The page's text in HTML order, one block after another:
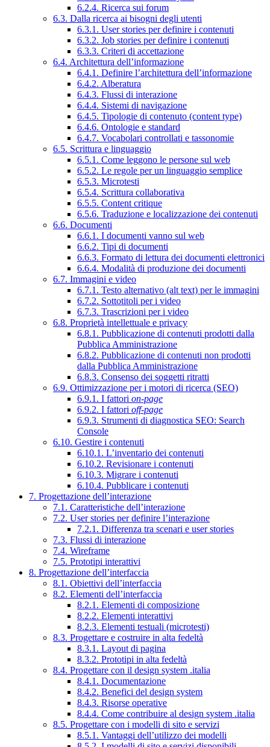
6.2.4. Ricerca sui forum
6.3. Dalla ricerca ai bisogni degli utenti
6.3.1. User stories per definire i contenuti
6.3.2. Job stories per definire i contenuti
6.3.3. Criteri di accettazione
6.4. Architettura dell’informazione
6.4.1. Definire l’architettura dell’informazione
6.4.2. Alberatura
6.4.3. Flussi di interazione
6.4.4. Sistemi di navigazione
6.4.5. Tipologie di contenuto (content type)
6.4.6. Ontologie e standard
6.4.7. Vocabolari controllati e tassonomie
6.5. Scrittura e linguaggio
6.5.1. Come leggono le persone sul web
6.5.2. Le regole per un linguaggio semplice
6.5.3. Microtesti
6.5.4. Scrittura collaborativa
6.5.5. Content critique
6.5.6. Traduzione e localizzazione dei contenuti
6.6. Documenti
6.6.1. I documenti vanno sul web
6.6.2. Tipi di documenti
6.6.3. Formato di lettura dei documenti elettronici
6.6.4. Modalità di produzione dei documenti
6.7. Immagini e video
6.7.1. Testo alternativo (alt text) per le immagini
6.7.2. Sottotitoli per i video
6.7.3. Trascrizioni per i video
6.8. Proprietà intellettuale e privacy
6.8.1. Pubblicazione di contenuti prodotti dalla
Pubblica Amministrazione
6.8.2. Pubblicazione di contenuti non prodotti
dalla Pubblica Amministrazione
6.8.3. Consenso dei soggetti ritratti
6.9. Ottimizzazione per i motori di ricerca (SEO)
6.9.1. I fattori on-page
6.9.2. I fattori off-page
6.9.3. Strumenti di diagnostica SEO: Search
Console
6.10. Gestire i contenuti
6.10.1. L’inventario dei contenuti
6.10.2. Revisionare i contenuti
6.10.3. Migrare i contenuti
6.10.4. Pubblicare i contenuti
7. Progettazione dell’interazione
7.1. Caratteristiche dell’interazione
7.2. User stories per definire l’interazione
7.2.1. Differenza tra scenari e user stories
7.3. Flussi di interazione
7.4. Wireframe
7.5. Prototipi interattivi
8. Progettazione dell’interfaccia
8.1. Obiettivi dell’interfaccia
8.2. Elementi dell’interfaccia
8.2.1. Elementi di composizione
8.2.2. Elementi interattivi
8.2.3. Elementi testuali (microtesti)
8.3. Progettare e costruire in alta fedeltà
8.3.1. Layout di pagina
8.3.2. Prototipi in alta fedeltà
8.4. Progettare con il design system .italia
8.4.1. Documentazione
8.4.2. Benefici del design system
8.4.3. Risorse operative
8.4.4. Come contribuire al design system .italia
8.5. Progettare con i modelli di sito e servizi
8.5.1. Vantaggi dell’utilizzo dei modelli